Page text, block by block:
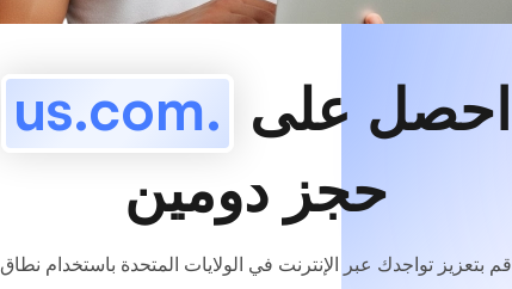
احصل على .us.com
حجز دومين
قم بتعزيز تواجدك عبر الإنترنت في الولايات المتحدة باستخدام نطاق